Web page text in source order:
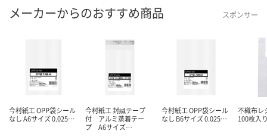
メーカーからのおすすめ商品 スポンサー
今村紙工 OPP袋シール
なし A6サイズ 0.025…
今村紙工 封緘テープ
付 アルミ蒸着テー
プ A6サイズ…
今村紙工 OPP袋シール
なし B6サイズ 0.025…
不織布レ
100枚入